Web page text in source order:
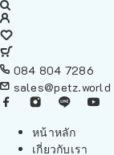
084 804 7286
sales@petz.world
หน้าหลัก
เกี่ยวกับเรา